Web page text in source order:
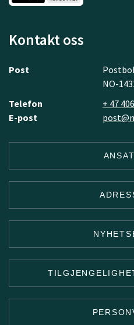
Kontakt oss
Post
NO-
Telefon
+ 47
E-post